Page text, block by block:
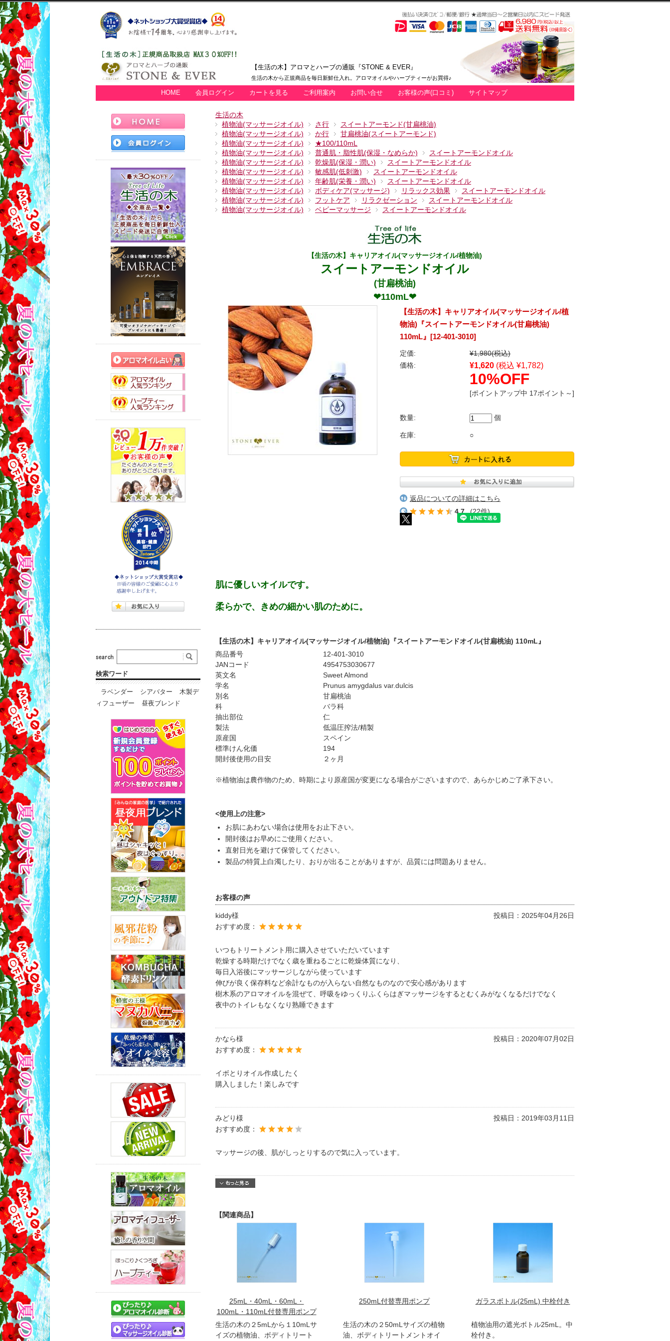
【生活の木】アロマとハーブの通販『STONE & EVER』
生活の木から正規商品を毎日新鮮仕入れ。アロマオイルやハーブティーがお買得♪
HOME 会員ログイン カートを見る ご利用案内 お問い合せ お客様の声(口コミ) サイトマップ
生活の木
植物油(マッサージオイル)
さ行
スイートアーモンド(甘扁桃油)
植物油(マッサージオイル)
か行
甘扁桃油(スイートアーモンド)
植物油(マッサージオイル)
★100/110mL
植物油(マッサージオイル)
普通肌・脂性肌(保湿・なめらか)
スイートアーモンドオイル
植物油(マッサージオイル)
乾燥肌(保湿・潤い)
スイートアーモンドオイル
植物油(マッサージオイル)
敏感肌(低刺激)
スイートアーモンドオイル
植物油(マッサージオイル)
年齢肌(栄養・潤い)
スイートアーモンドオイル
植物油(マッサージオイル)
ボディケア(マッサージ) リラックス効果
スイートアーモンドオイル
植物油(マッサージオイル)
フットケア リラクゼーション
スイートアーモンドオイル
植物油(マッサージオイル)
ベビーマッサージ スイートアーモンドオイル
【生活の木】キャリアオイル(マッサージオイル/植物油)
スイートアーモンドオイル
(甘扁桃油)
❤110mL❤
【生活の木】キャリアオイル(マッサージオイル/植
物油)『スイートアーモンドオイル(甘扁桃油)
110mL』[12-401-3010]
定価: ¥1,980(税込)
価格:
¥1,620 (税込 ¥1,782)
10%OFF
[ポイントアップ中 17ポイント～]
数量: 個
在庫: ○
返品についての詳細はこちら
4.7
(22件)
肌に優しいオイルです。
柔らかで、きめの細かい肌のために。
【生活の木】キャリアオイル(マッサージオイル/植物油)『スイートアーモンドオイル(甘扁桃油) 110mL』
商品番号
12-401-3010
JANコード
4954753030677
英文名
Sweet Almond
学名
Prunus amygdalus var.dulcis
別名
甘扁桃油
科
バラ科
抽出部位
仁
製法
低温圧搾法/精製
原産国
スペイン
標準けん化価
194
開封後使用の目安
２ヶ月
※植物油は農作物のため、時期により原産国が変更になる場合がございますので、あらかじめご了承下さい。
<使用上の注意>
お肌にあわない場合は使用をお止下さい。
開封後はお早めにご使用ください。
直射日光を避けて保管してください。
製品の特質上白濁したり、おりが出ることがありますが、品質には問題ありません。
お客様の声
kiddy様 投稿日： 2025年04月26日
おすすめ度：
いつもトリートメント用に購入させていただいています
乾燥する時期だけでなく歳を重ねるごとに乾燥体質になり、
毎日入浴後にマッサージしながら使っています
伸びが良く保存料など余計なものが入らない自然なものなので安心感があります
樹木系のアロマオイルを混ぜて、呼吸をゆっくりふくらはぎマッサージをするとむくみがなくなるだけでなく
夜中のトイレもなくなり熟睡できます
かなら様 投稿日： 2020年07月02日
おすすめ度：
イボとりオイル作成したく
購入しました！楽しみです
みどり様 投稿日： 2019年03月11日
おすすめ度：
マッサージの後、肌がしっとりするので気に入っています。
【関連商品】
25mL・40mL・60mL・
100mL・110mL付替専用ポンプ
250mL付替専用ポンプ ガラスボトル(25mL) 中栓付き
生活の木の２5mLから１10mLサ
イズの植物油、ボディトリート
生活の木の２50mLサイズの植物
油、ボディトリートメントオイ
植物油用の遮光ボトル25mL。中
栓付き。
検索ワード
ラベンダー シアバター
木製デ
ィフューザー
昼夜ブレンド